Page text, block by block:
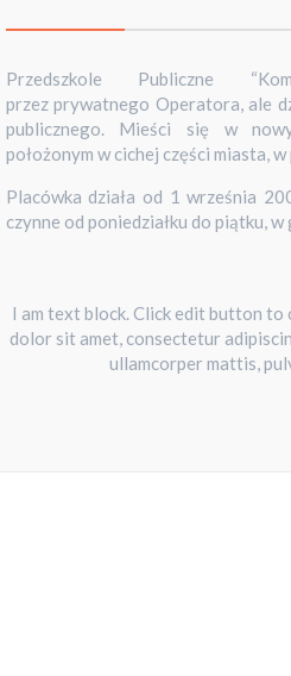
Przedszkole Publiczne
przez prywatnego Operatora, ale
publicznego. Mieści się w
położonym w cichej części miasta,
Placówka działa od 1 września
czynne od poniedziałku do piątku,
I am text block. Click edit button to
dolor sit amet, consectetur
ullamcorper mattis,